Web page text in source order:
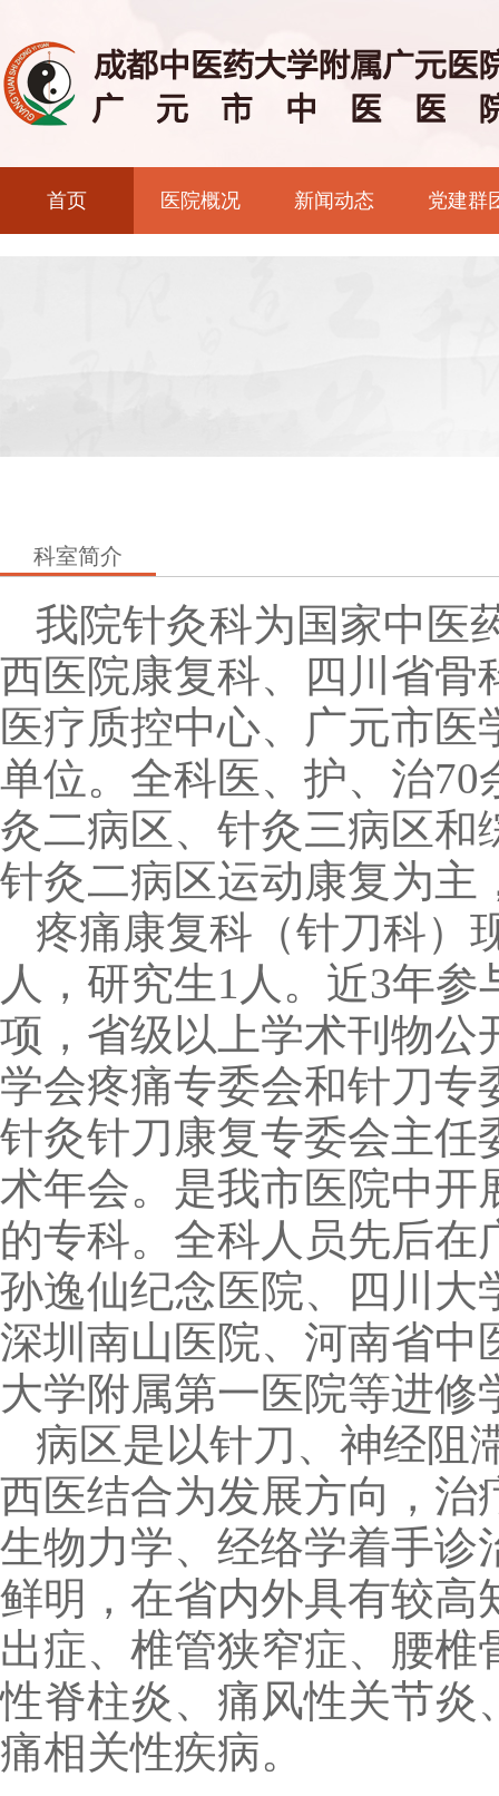
首页 医院概况 新闻动态 党建群
科室简介
我院针灸科为国家中医
西医院康复科、四川省骨
医疗质控中心、广元市
单位。全科医、护、治
灸二病区、针灸三病区和
针灸二病区运动康复为主
疼痛康复科（针刀科）
人，研究生1人。近3年
项，省级以上学术刊物公
学会疼痛专委会和针刀专
针灸针刀康复专委会主任
术年会。是我市医院中开
的专科。全科人员先后
孙逸仙纪念医院、四川大
深圳南山医院、河南省中
大学附属第一医院等进修
病区是以针刀、神经阻
西医结合为发展方向，治
生物力学、经络学着手诊
鲜明，在省内外具有较高
出症、椎管狭窄症、腰
性脊柱炎、痛风性关节炎
痛相关性疾病。